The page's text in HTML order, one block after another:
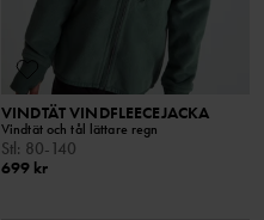
VINDTÄT VINDFLEECEJACKA
Vindtät och tål lättare regn
Stl: 80-140
699 kr